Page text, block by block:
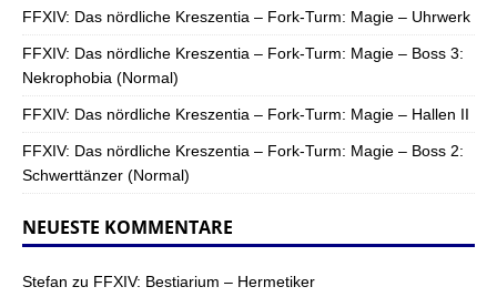
FFXIV: Das nördliche Kreszentia – Fork-Turm: Magie – Uhrwerk
FFXIV: Das nördliche Kreszentia – Fork-Turm: Magie – Boss 3:
Nekrophobia (Normal)
FFXIV: Das nördliche Kreszentia – Fork-Turm: Magie – Hallen II
FFXIV: Das nördliche Kreszentia – Fork-Turm: Magie – Boss 2:
Schwerttänzer (Normal)
NEUESTE KOMMENTARE
Stefan zu FFXIV: Bestiarium – Hermetiker